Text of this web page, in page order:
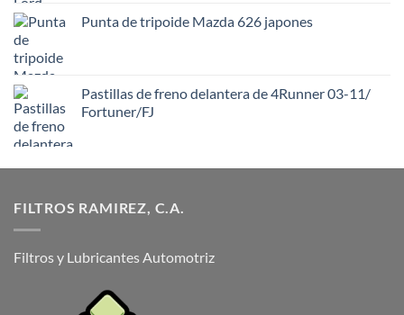
Punta de tripoide Mazda 626 japones
Pastillas de freno delantera de 4Runner 03-11/
Fortuner/FJ
FILTROS RAMIREZ, C.A.
Filtros y Lubricantes Automotriz